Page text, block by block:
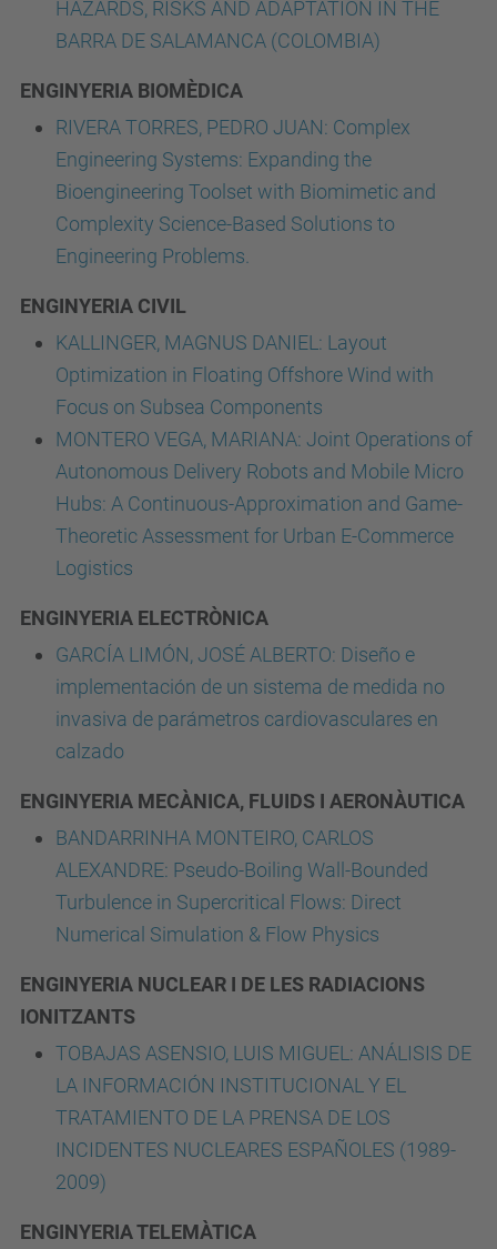
HAZARDS, RISKS AND ADAPTATION IN THE
BARRA DE SALAMANCA (COLOMBIA)
ENGINYERIA BIOMÈDICA
RIVERA TORRES, PEDRO JUAN: Complex
Engineering Systems: Expanding the
Bioengineering Toolset with Biomimetic and
Complexity Science-Based Solutions to
Engineering Problems.
ENGINYERIA CIVIL
KALLINGER, MAGNUS DANIEL: Layout
Optimization in Floating Offshore Wind with
Focus on Subsea Components
MONTERO VEGA, MARIANA: Joint Operations of
Autonomous Delivery Robots and Mobile Micro
Hubs: A Continuous-Approximation and Game-
Theoretic Assessment for Urban E-Commerce
Logistics
ENGINYERIA ELECTRÒNICA
GARCÍA LIMÓN, JOSÉ ALBERTO: Diseño e
implementación de un sistema de medida no
invasiva de parámetros cardiovasculares en
calzado
ENGINYERIA MECÀNICA, FLUIDS I AERONÀUTICA
BANDARRINHA MONTEIRO, CARLOS
ALEXANDRE: Pseudo-Boiling Wall-Bounded
Turbulence in Supercritical Flows: Direct
Numerical Simulation & Flow Physics
ENGINYERIA NUCLEAR I DE LES RADIACIONS
IONITZANTS
TOBAJAS ASENSIO, LUIS MIGUEL: ANÁLISIS DE
LA INFORMACIÓN INSTITUCIONAL Y EL
TRATAMIENTO DE LA PRENSA DE LOS
INCIDENTES NUCLEARES ESPAÑOLES (1989-
2009)
ENGINYERIA TELEMÀTICA